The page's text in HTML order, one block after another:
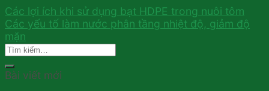
Các lợi ích khi sử dụng bạt HDPE trong nuôi tôm
Các yếu tố làm nước phân tầng nhiệt độ, giảm độ
mặn
Bài viết mới